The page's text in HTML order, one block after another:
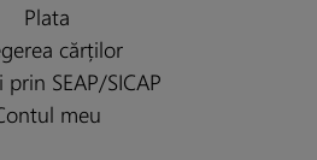
Plata
cărților
SEAP/SICAP
meu